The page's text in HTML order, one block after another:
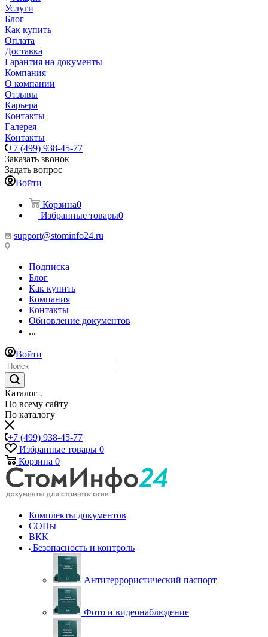
Услуги
Блог
Как купить
Оплата
Доставка
Гарантия на документы
Компания
О компании
Отзывы
Карьера
Контакты
Галерея
Контакты
+7 (499) 938-45-77
Заказать звонок
Задать вопрос
Войти
Корзина0
Избранные товары0
support@stominfo24.ru
Подписка
Блог
Как купить
Компания
Контакты
Обновление документов
...
Войти
Каталог
По всему сайту
По каталогу
+7 (499) 938-45-77
Избранные товары 0
Корзина 0
Комплекты документов
СОПы
ВКК
Безопасность и контроль
Антитеррористический паспорт
Фото и видеонаблюдение